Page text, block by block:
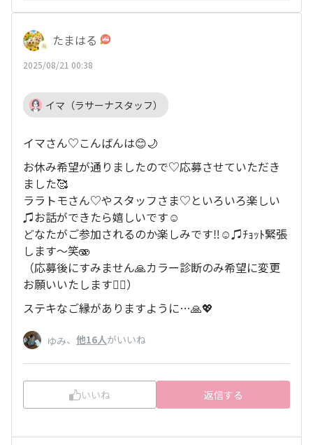
ララミーツでお会いできるのを楽しみにしていま
す🥰
たまはる
2025/08/21 00:38
イマ（ラサーナスタッフ）
イマさん♡こんばんは😊🌙
お休み希望が通りましたので♡応募させていただき
ました🥰
ララトモさん♡やスタッフさま♡といろいろ楽しい
♫お話ができたら嬉しいです☺️
どなたがご参加されるのか楽しみです‼︎☺️♫ﾁｮｯﾄ緊張
します〜笑🫨
（応募後にすみません🙏カラー診断のみ希望に変更
お願いいたします🙇‍♀️）
ステキなご縁がありますように…🙏💖
ゆみ、 他16人がいいね
いいね 返信する